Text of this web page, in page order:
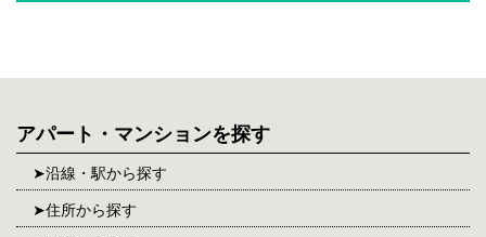
アパート・マンションを探す
沿線・駅から探す
住所から探す